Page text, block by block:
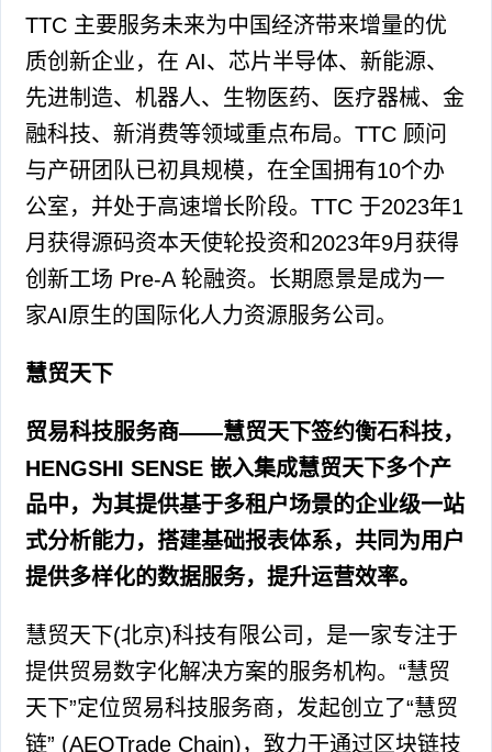
TTC 主要服务未来为中国经济带来增量的优
质创新企业，在 AI、芯片半导体、新能源、
先进制造、机器人、生物医药、医疗器械、金
融科技、新消费等领域重点布局。TTC 顾问
与产研团队已初具规模，在全国拥有10个办
公室，并处于高速增长阶段。TTC 于2023年1
月获得源码资本天使轮投资和2023年9月获得
创新工场 Pre-A 轮融资。长期愿景是成为一
家AI原生的国际化人力资源服务公司。
慧贸天下
贸易科技服务商——慧贸天下签约衡石科技，
HENGSHI SENSE 嵌入集成慧贸天下多个产
品中，为其提供基于多租户场景的企业级一站
式分析能力，搭建基础报表体系，共同为用户
提供多样化的数据服务，提升运营效率。
慧贸天下(北京)科技有限公司，是一家专注于
提供贸易数字化解决方案的服务机构。“慧贸
天下”定位贸易科技服务商，发起创立了“慧贸
链” (AEOTrade Chain)，致力于通过区块链技